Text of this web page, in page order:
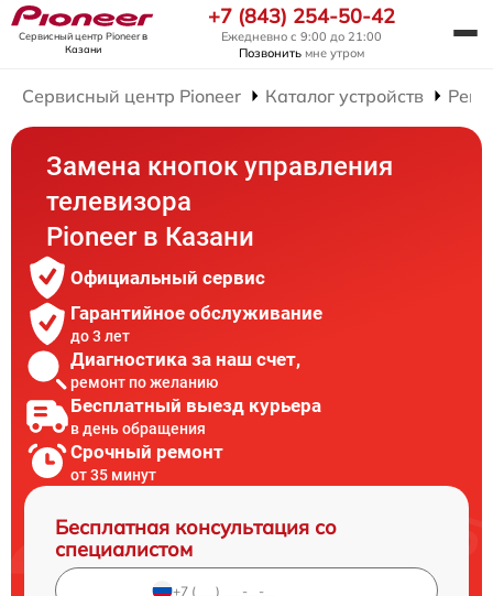
Сервисный центр Pioneerв
Казани
+7 (843) 254-50-42
Ежедневно с 9:00 до 21:00
Позвонить мне утром
Сервисный центр Pioneer Каталог устройств
Замена кнопок управления
телевизора
Pioneer в Казани
Официальный сервис
Гарантийное обслуживание
до 3 лет
Диагностика за наш счет,
ремонт по желанию
Бесплатный выезд курьера
в день обращения
Срочный ремонт
от 35 минут
Бесплатная консультация со
специалистом